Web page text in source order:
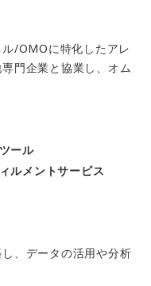
/OMOに特化したアレ
門企業と協業し、オム
ール
ルメントサービス
、データの活用や分析